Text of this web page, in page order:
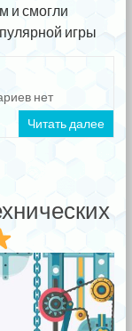
и смогли
игры
нет
Читать далее